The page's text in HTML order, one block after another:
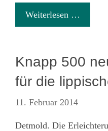
Weiterlesen …
Knapp 500
für die
11. Februar 2014
Detmold. Die